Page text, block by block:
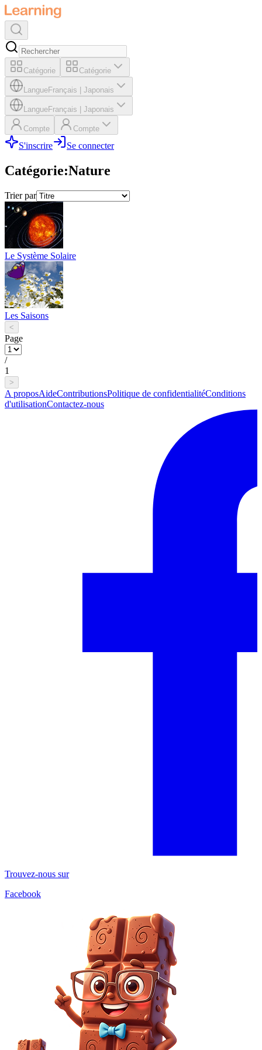
Catégorie Catégorie
LangueFrançais Japonais
LangueFrançais Japonais
Compte Compte
S'inscrire Se connecter
Catégorie:Nature
Trier par
Le Système Solaire
Les Saisons
<
Page
/
1
>
A proposAideContributionsPolitique de confidentialitéConditions
d'utilisationContactez-nous
Trouvez-nous sur
Facebook